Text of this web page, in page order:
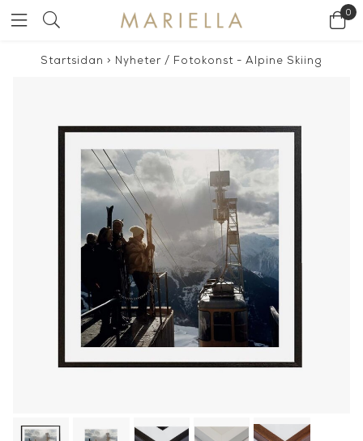
0
Startsidan > Nyheter / Fotokonst - Alpine Skiing